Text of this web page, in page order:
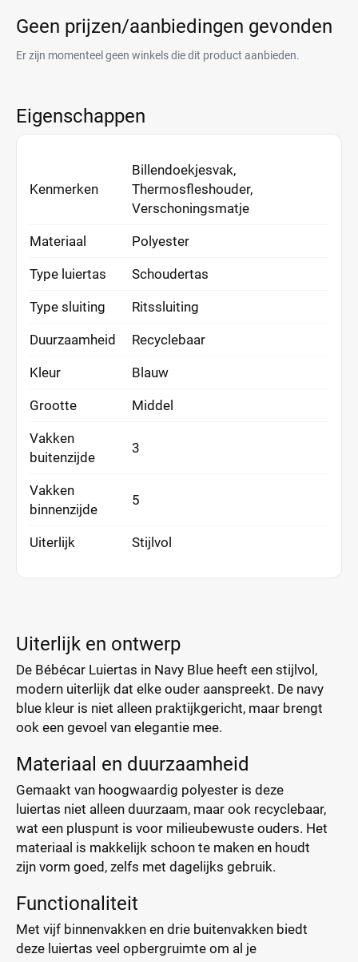
Geen prijzen/aanbiedingen gevonden
Er zijn momenteel geen winkels die dit product aanbieden.
Eigenschappen
Kenmerken
Billendoekjesvak,
Thermosfleshouder,
Verschoningsmatje
Materiaal Polyester
Type luiertas Schoudertas
Type sluiting Ritssluiting
Duurzaamheid Recyclebaar
Kleur Blauw
Grootte Middel
Vakken
buitenzijde
3
Vakken
binnenzijde
5
Uiterlijk Stijlvol
Uiterlijk en ontwerp
De Bébécar Luiertas in Navy Blue heeft een stijlvol,
modern uiterlijk dat elke ouder aanspreekt. De navy
blue kleur is niet alleen praktijkgericht, maar brengt
ook een gevoel van elegantie mee.
Materiaal en duurzaamheid
Gemaakt van hoogwaardig polyester is deze
luiertas niet alleen duurzaam, maar ook recyclebaar,
wat een pluspunt is voor milieubewuste ouders. Het
materiaal is makkelijk schoon te maken en houdt
zijn vorm goed, zelfs met dagelijks gebruik.
Functionaliteit
Met vijf binnenvakken en drie buitenvakken biedt
deze luiertas veel opbergruimte om al je